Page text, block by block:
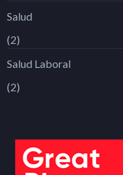
Salud
(2)
Salud Laboral
(2)